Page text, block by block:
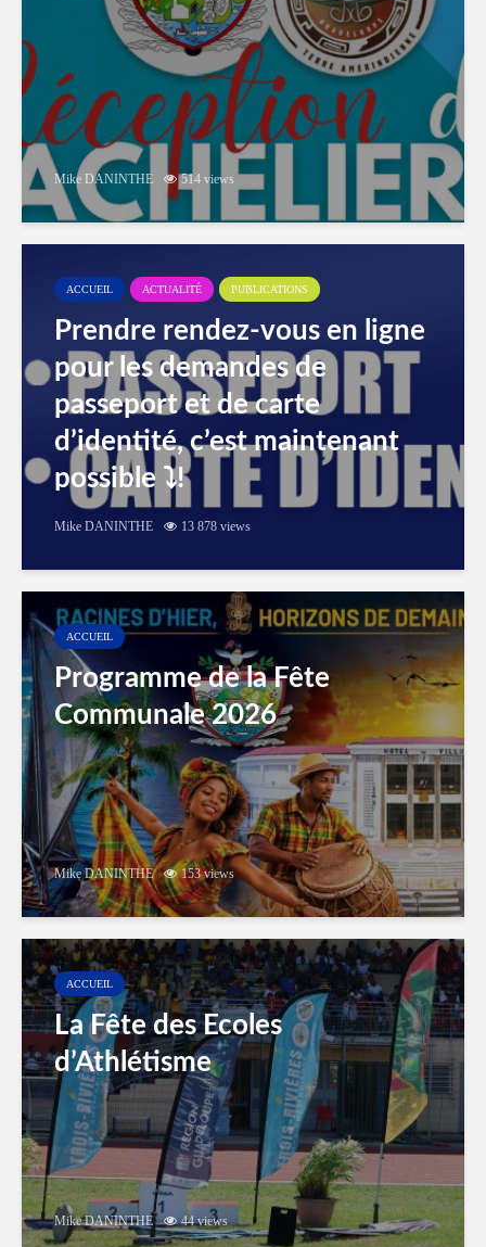
Mike DANINTHE 514 views
ACCUEIL ACTUALITÉ PUBLICATIONS
Prendre rendez-vous en ligne
pour les demandes de
passeport et de carte
d’identité, c’est maintenant
possible ⤵️!
Mike DANINTHE 13 878 views
ACCUEIL
Programme de la Fête
Communale 2026
Mike DANINTHE 153 views
ACCUEIL
La Fête des Ecoles
d’Athlétisme
Mike DANINTHE 44 views